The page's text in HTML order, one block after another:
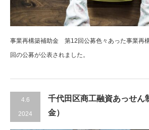
事業再構築補助金 第12回公募色々あった事業再
回の公募が公表されました。
4.6
2024
千代田区商工融資あっせん
金）